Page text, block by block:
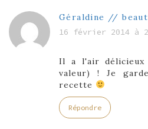
Géraldine //
16 février 2014 à
Il a l'air
valeur) ! Je
recette
Répondre